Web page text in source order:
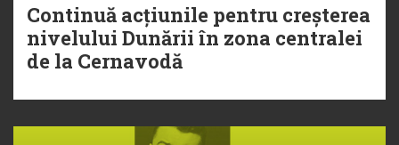
Continuă acțiunile pentru creșterea
nivelului Dunării în zona centralei
de la Cernavodă